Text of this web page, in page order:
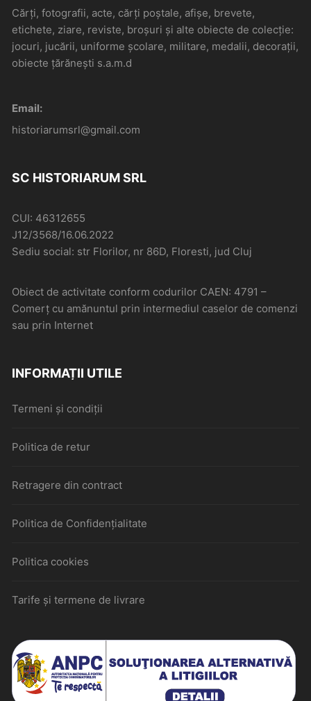
Cărți, fotografii, acte, cărți poștale, afișe, brevete,
etichete, ziare, reviste, broșuri și alte obiecte de colecție:
jocuri, jucării, uniforme școlare, militare, medalii, decorații,
obiecte țărănești s.a.m.d
Email:
historiarumsrl@gmail.com
SC HISTORIARUM SRL
CUI: 46312655
J12/3568/16.06.2022
Sediu social: str Florilor, nr 86D, Floresti, jud Cluj
Obiect de activitate conform codurilor CAEN: 4791 –
Comerţ cu amănuntul prin intermediul caselor de comenzi
sau prin Internet
INFORMAȚII UTILE
Termeni și condiții
Politica de retur
Retragere din contract
Politica de Confidențialitate
Politica cookies
Tarife și termene de livrare